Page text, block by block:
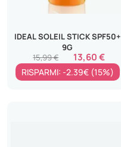
IDEAL SOLEIL STICK SPF50+
9G
13,60 €
15,99 €
RISPARMI: -2.39€ (15%)